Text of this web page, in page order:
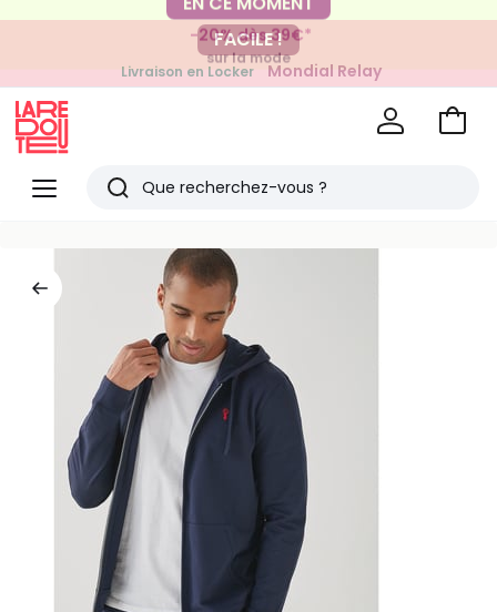
-20% dès 39€*
sur la mode
FACILE !
Livraison en Locker Mondial Relay
pour vos petits articles
Menu
Redoute
Rechercher
articles
Voir